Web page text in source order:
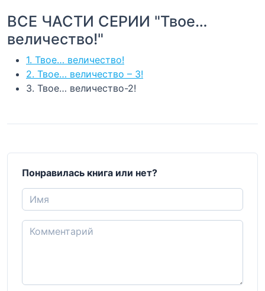
ВСЕ ЧАСТИ СЕРИИ "Твое…
величество!"
1. Твое… величество!
2. Твое… величество – 3!
3. Твое… величество-2!
Понравилась книга или нет?